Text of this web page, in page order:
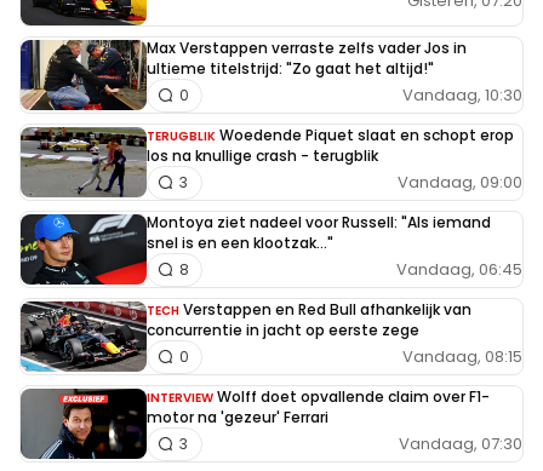
Max Verstappen verraste zelfs vader Jos in
ultieme titelstrijd: "Zo gaat het altijd!"
Vandaag, 10:30
0
TERUGBLIK Woedende Piquet slaat en schopt erop
los na knullige crash - terugblik
Vandaag, 09:00
3
Montoya ziet nadeel voor Russell: "Als iemand
snel is en een klootzak..."
Vandaag, 06:45
8
TECH Verstappen en Red Bull afhankelijk van
concurrentie in jacht op eerste zege
Vandaag, 08:15
0
INTERVIEW Wolff doet opvallende claim over F1-
motor na 'gezeur' Ferrari
Vandaag, 07:30
3